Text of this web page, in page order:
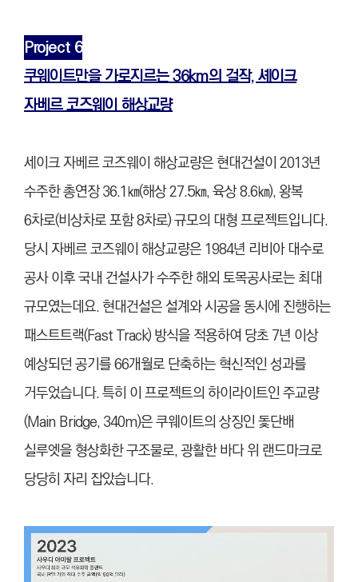
Project 6
쿠웨이트만을 가로지르는 36km의 걸작, 셰이크
자베르 코즈웨이 해상교량
세이크 자베르 코즈웨이 해상교량은 현대건설이 2013년
수주한 총연장 36.1㎞(해상 27.5㎞, 육상 8.6㎞), 왕복
6차로(비상차로 포함 8차로) 규모의 대형 프로젝트입니다.
당시 자베르 코즈웨이 해상교량은 1984년 리비아 대수로
공사 이후 국내 건설사가 수주한 해외 토목공사로는 최대
규모였는데요. 현대건설은 설계와 시공을 동시에 진행하는
패스트트랙(Fast Track) 방식을 적용하여 당초 7년 이상
예상되던 공기를 66개월로 단축하는 혁신적인 성과를
거두었습니다. 특히 이 프로젝트의 하이라이트인 주교량
(Main Bridge, 340m)은 쿠웨이트의 상징인 돛단배
실루엣을 형상화한 구조물로, 광활한 바다 위 랜드마크로
당당히 자리 잡았습니다.